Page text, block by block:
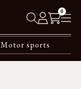
0
Motor sports